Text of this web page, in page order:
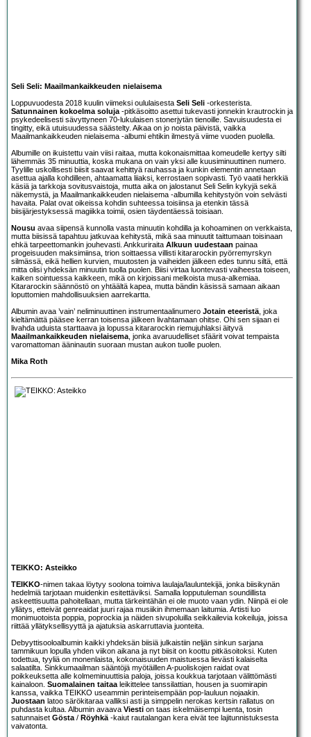
Seli Seli: Maailmankaikkeuden nielaisema
Loppuvuodesta 2018 kuulin viimeksi oululaisesta Seli Seli -orkesterista.
Satunnainen kokoelma soluja -pitkäsoitto asettui tukevasti jonnekin krautrockin ja
psykedeelisesti sävyttyneen 70-lukulaisen stonerjytän tienoille. Savuisuudesta ei
tingitty, eikä utuisuudessa säästelty. Aikaa on jo noista päivistä, vaikka
Maailmankaikkeuden nielaisema -albumi ehtikin ilmestyä viime vuoden puolella.
Albumille on ikuistettu vain viisi raitaa, mutta kokonaismittaa komeudelle kertyy silti
lähemmäs 35 minuuttia, koska mukana on vain yksi alle kuusiminuuttinen numero.
Tyylille uskollisesti biisit saavat kehittyä rauhassa ja kunkin elementin annetaan
asettua ajalla kohdilleen, ahtaamatta liiaksi, kerrostaen sopivasti. Työ vaatii herkkiä
käsiä ja tarkkoja sovitusvaistoja, mutta aika on jalostanut Seli Selin kykyjä sekä
näkemystä, ja Maailmankaikkeuden nielaisema -albumilla kehitystyön voin selvästi
havaita. Palat ovat oikeissa kohdin suhteessa toisiinsa ja etenkin tässä
biisijärjestyksessä magiikka toimii, osien täydentäessä toisiaan.
Nousu avaa siipensä kunnolla vasta minuutin kohdilla ja kohoaminen on verkkaista,
mutta biisissä tapahtuu jatkuvaa kehitystä, mikä saa minuutit taittumaan toisinaan
ehkä tarpeettomankin jouhevasti. Ankkuriraita Alkuun uudestaan painaa
progeisuuden maksimiinsa, trion soittaessa villisti kitararockin pyörremyrskyn
silmässä, eikä hellien kurvien, muutosten ja vaiheiden jälkeen edes tunnu siltä, että
mitta olisi yhdeksän minuutin tuolla puolen. Biisi virtaa luontevasti vaiheesta toiseen,
kaiken sointuessa kaikkeen, mikä on kirjoissani melkoista musa-alkemiaa.
Kitararockin säännöstö on yhtäältä kapea, mutta bändin käsissä samaan aikaan
loputtomien mahdollisuuksien aarrekartta.
Albumin avaa ’vain’ neliminuuttinen instrumentaalinumero Jotain eteeristä , joka
kieltämättä pääsee kerran toisensa jälkeen livahtamaan ohitse. Ohi sen sijaan ei
livahda uduista starttaava ja lopussa kitararockin riemujuhlaksi äityvä
Maailmankaikkeuden nielaisema , jonka avaruudelliset sfäärit voivat tempaista
varomattoman ääninautin suoraan mustan aukon tuolle puolen.
Mika Roth
TEIKKO: Asteikko
TEIKKO-nimen takaa löytyy soolona toimiva laulaja/lauluntekijä, jonka biisikynän
hedelmiä tarjotaan muidenkin esitettäviksi. Samalla lopputuleman soundillista
askeettisuutta pahoitellaan, mutta tärkeintähän ei ole muoto vaan ydin. Niinpä ei ole
yllätys, etteivät genreaidat juuri rajaa musiikin ihmemaan laitumia. Artisti luo
monimuotoista poppia, poprockia ja näiden sivupoluilla seikkailevia kokeiluja, joissa
riittää yllätyksellisyyttä ja ajatuksia askarruttavia juonteita.
Debyyttisooloalbumin kaikki yhdeksän biisiä julkaistiin neljän sinkun sarjana
tammikuun lopulla yhden viikon aikana ja nyt biisit on koottu pitkäsoitoksi. Kuten
todettua, tyyliä on monenlaista, kokonaisuuden maistuessa lievästi kalaiselta
salaatilta. Sinkkumaailman sääntöjä myötäillen A-puoliskojen raidat ovat
poikkeuksetta alle kolmeminuuttisia paloja, joissa koukkua tarjotaan välittömästi
kainaloon. Suomalainen taitaa leikittelee tanssilattian, housen ja suomirapin
kanssa, vaikka TEIKKO useammin perinteisempään pop-lauluun nojaakin.
Juostaan latoo särökitaraa valliksi asti ja simppelin nerokas kertsin rallatus on
puhdasta kultaa. Albumin avaava Viesti on taas iskelmäisempi luenta, tosin
satunnaiset Gösta / Röyhkä -kaiut rautalangan kera eivät tee lajitunnistuksesta
vaivatonta.